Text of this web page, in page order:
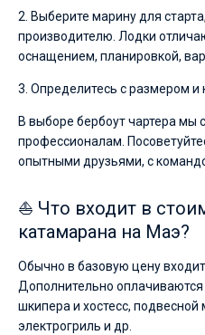
2. Выберите марину для
производителю. Лодки
оснащением, планировкой,
3. Определитесь с размером и
В выборе бербоут чартера мы
профессионалам.
опытными друзьями, с
⛵ Что входит в
катамарана на Маэ?
Обычно в базовую цену
Дополнительно оплачиваются
шкипера и хостесс, подвесной
электрогриль и др.